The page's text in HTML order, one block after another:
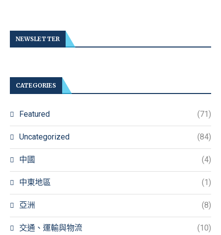
NEWSLETTER
CATEGORIES
Featured (71)
Uncategorized (84)
中國 (4)
中東地區 (1)
亞洲 (8)
交通、運輸與物流 (10)